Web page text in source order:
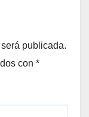
publicada.
con *